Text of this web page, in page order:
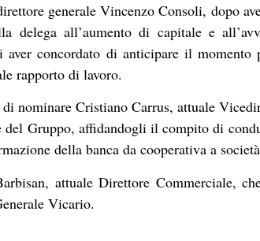
generale Vincenzo Consoli, dopo
delega all’aumento di capitale e
concordato di anticipare il momento
rapporto di lavoro.
nominare Cristiano Carrus, attuale
del Gruppo, affidandogli il compito di
della banca da cooperativa a
attuale Direttore Commerciale,
Vicario.